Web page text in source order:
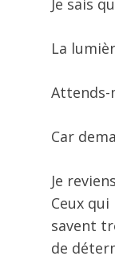
Je sais
La
Attends-
Car
Je
Ceux
savent
de